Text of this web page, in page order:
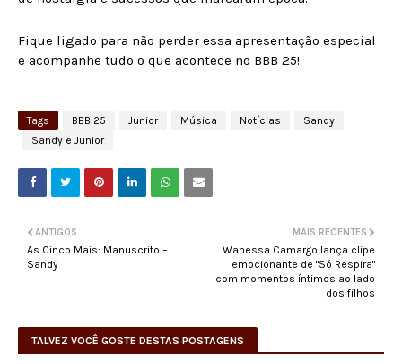
Fique ligado para não perder essa apresentação especial
e acompanhe tudo o que acontece no BBB 25!
Tags BBB 25 Junior Música Notícias
Sandy
Sandy e Junior
MAIS RECENTES
Wanessa Camargo lança clipe
emocionante de "Só Respira"
com momentos íntimos ao lado
dos filhos
ANTIGOS
As Cinco Mais: Manuscrito –
Sandy
TALVEZ VOCÊ GOSTE DESTAS POSTAGENS